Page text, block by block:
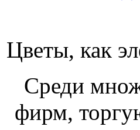
Цветы, как
Среди
фирм,